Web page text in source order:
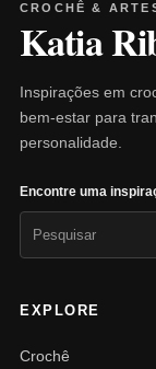
CROCHÊ &
Katia
Inspirações em
bem-estar para
personalidade.
Encontre uma
EXPLORE
Crochê